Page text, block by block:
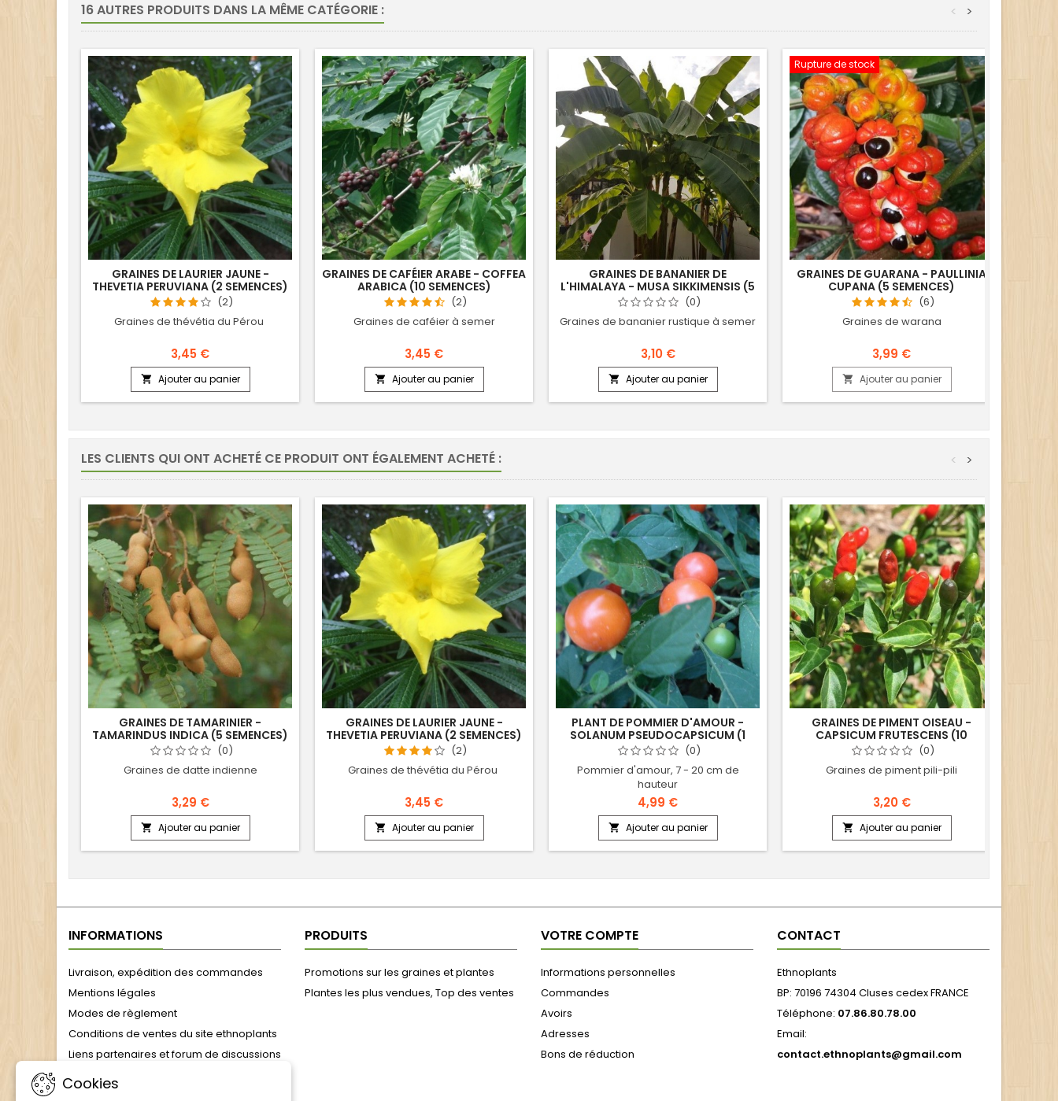
16 AUTRES PRODUITS DANS LA MÊME CATÉGORIE : >
<
GRAINES DE LAURIER JAUNE -
THEVETIA PERUVIANA (2 SEMENCES)
(2)
Graines de thévétia du Pérou
3,45 €
 Ajouter au panier
GRAINES DE CAFÉIER ARABE - COFFEA
ARABICA (10 SEMENCES)
(2)
Graines de caféier à semer
3,45 €
 Ajouter au panier
GRAINES DE BANANIER DE
L'HIMALAYA - MUSA SIKKIMENSIS (5
SEMENCES)(0)
Graines de bananier rustique à semer
3,10 €
 Ajouter au panier
Rupture de stock
GRAINES DE GUARANA - PAULLINIA
CUPANA (5 SEMENCES)
(6)
Graines de warana
3,99 €
 Ajouter au panier
LES CLIENTS QUI ONT ACHETÉ CE PRODUIT ONT ÉGALEMENT ACHETÉ : >
<
GRAINES DE TAMARINIER -
TAMARINDUS INDICA (5 SEMENCES)
(0)
Graines de datte indienne
3,29 €
 Ajouter au panier
GRAINES DE LAURIER JAUNE -
THEVETIA PERUVIANA (2 SEMENCES)
(2)
Graines de thévétia du Pérou
3,45 €
 Ajouter au panier
PLANT DE POMMIER D'AMOUR -
SOLANUM PSEUDOCAPSICUM (1
PIED)
(0)
Pommier d'amour, 7 - 20 cm de
hauteur
4,99 €
 Ajouter au panier
GRAINES DE PIMENT OISEAU -
CAPSICUM FRUTESCENS (10
SEMENCES)(0)
Graines de piment pili-pili
3,20 €
 Ajouter au panier
INFORMATIONS
Livraison, expédition des commandes
Mentions légales
Modes de règlement
Conditions de ventes du site ethnoplants
Liens partenaires et forum de discussions
formulaire de rétractation
PRODUITS
Promotions sur les graines et plantes
Plantes les plus vendues, Top des ventes
VOTRE COMPTE
Informations personnelles
Commandes
Avoirs
Adresses
Bons de réduction
CONTACT
Ethnoplants
BP: 70196 74304 Cluses cedex FRANCE
Téléphone: 07.86.80.78.00
Email:
contact.ethnoplants@gmail.com
Cookies